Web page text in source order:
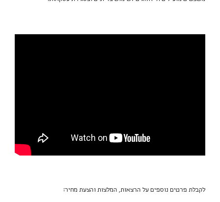
לקבלת פרטים נוספים על הרצאות, המלצות והצעת מחיר: